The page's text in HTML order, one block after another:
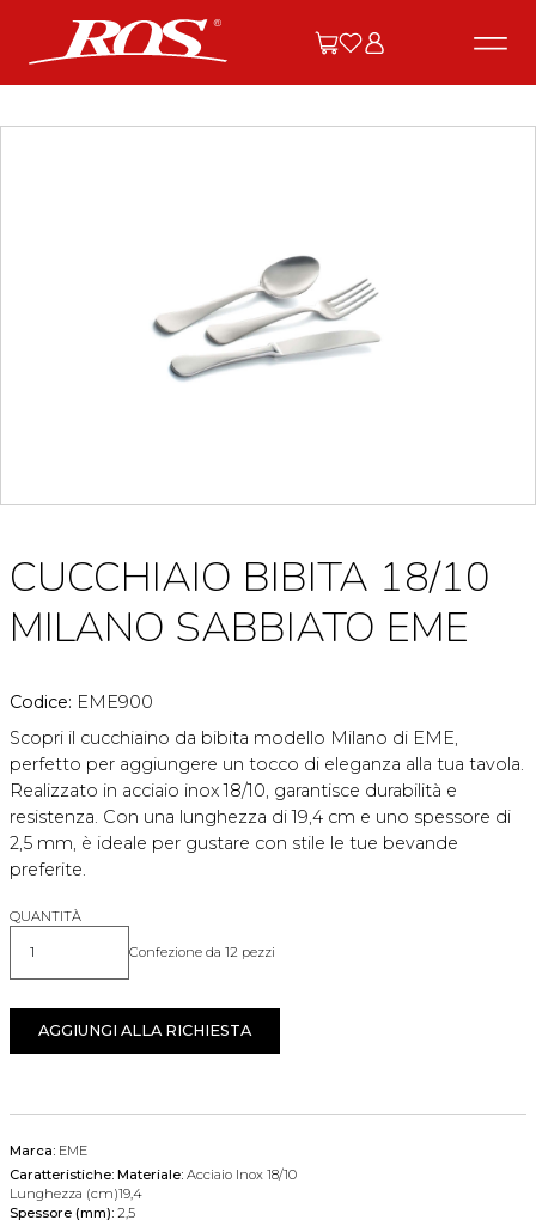
CUCCHIAIO BIBITA 18/10
MILANO SABBIATO EME
Codice: EME900
Scopri il cucchiaino da bibita modello Milano di EME,
perfetto per aggiungere un tocco di eleganza alla tua tavola.
Realizzato in acciaio inox 18/10, garantisce durabilità e
resistenza. Con una lunghezza di 19,4 cm e uno spessore di
2,5 mm, è ideale per gustare con stile le tue bevande
preferite.
QUANTITÀ
Quantità Confezione da 12 pezzi
AGGIUNGI ALLA RICHIESTA
Marca: EME
Caratteristiche: Materiale: Acciaio Inox 18/10
Lunghezza (cm)19,4
Spessore (mm): 2,5